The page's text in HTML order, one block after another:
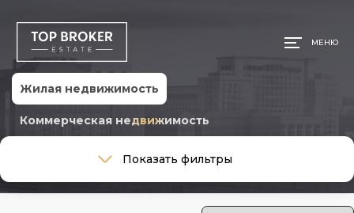
МЕНЮ
Жилая недвижимость
Коммерческая недвижимость
Тип сделки
Показать фильтры